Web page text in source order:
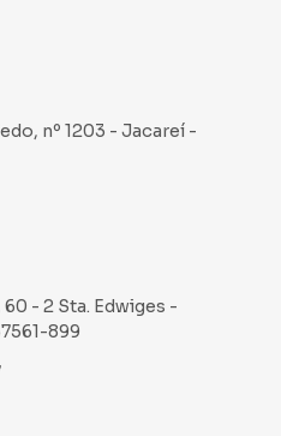
nº 1203 - Jacareí -
60 - 2 Sta. Edwiges -
899